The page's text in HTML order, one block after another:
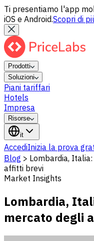
Ti presentiamo l'app
iOS e Android.Scopri di
Prodotti
Soluzioni
Piani tariffari
Hotels
Impresa
Risorse
it
AccediInizia la prova
Blog > Lombardia,
affitti brevi
Market Insights
Lombardia,
mercato degli